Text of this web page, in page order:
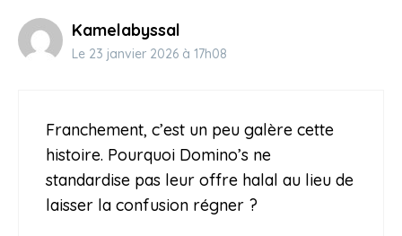
Kamelabyssal
Le 23 janvier 2026 à 17h08
Franchement, c’est un peu galère cette
histoire. Pourquoi Domino’s ne
standardise pas leur offre halal au lieu de
laisser la confusion régner ?